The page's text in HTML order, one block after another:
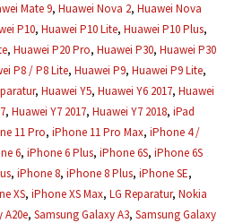
Mate 9, Huawei Nova 2, Huawei Nova
P10, Huawei P10 Lite, Huawei P10 Plus,
, Huawei P20 Pro, Huawei P30, Huawei P30
P8 / P8 Lite, Huawei P9, Huawei P9 Lite,
, Huawei Y5, Huawei Y6 2017, Huawei
, Huawei Y7 2017, Huawei Y7 2018, iPad
11 Pro, iPhone 11 Pro Max, iPhone 4 /
6, iPhone 6 Plus, iPhone 6S, iPhone 6S
, iPhone 8, iPhone 8 Plus, iPhone SE,
XS, iPhone XS Max, LG Reparatur, Nokia
A20e, Samsung Galaxy A3, Samsung Galaxy